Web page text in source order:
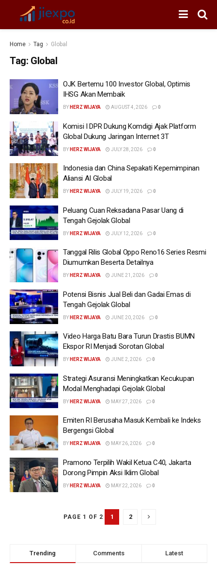
Home Tag Global
Tag: Global
OJK Bertemu 100 Investor Global, Optimis
IHSG Akan Membaik
BY HERZ WIJAYA AUGUST 4, 2026 0
Komisi I DPR Dukung Komdigi Ajak Platform
Global Dukung Jaringan Internet 3T
BY HERZ WIJAYA JULY 28, 2026 0
Indonesia dan China Sepakati Kepemimpinan
Aliansi AI Global
BY HERZ WIJAYA JULY 19, 2026 0
Peluang Cuan Reksadana Pasar Uang di
Tengah Gejolak Global
BY HERZ WIJAYA JULY 12, 2026 0
Tanggal Rilis Global Oppo Reno16 Series Resmi
Diumumkan Beserta Detailnya
BY HERZ WIJAYA JUNE 21, 2026 0
Potensi Bisnis Jual Beli dan Gadai Emas di
Tengah Gejolak Global
BY HERZ WIJAYA JUNE 20, 2026 0
Video Harga Batu Bara Turun Drastis BUMN
Ekspor RI Menjadi Sorotan Global
BY HERZ WIJAYA JUNE 2, 2026 0
Strategi Asuransi Meningkatkan Kecukupan
Modal Menghadapi Gejolak Global
BY HERZ WIJAYA MAY 27, 2026 0
Emiten RI Berusaha Masuk Kembali ke Indeks
Bergengsi Global
BY HERZ WIJAYA MAY 26, 2026 0
Pramono Terpilih Wakil Ketua C40, Jakarta
Dorong Pimpin Aksi Iklim Global
BY HERZ WIJAYA MAY 22, 2026 0
PAGE 1 OF 2 1 2
Trending Comments Latest